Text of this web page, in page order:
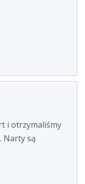
i otrzymaliśmy
Narty są